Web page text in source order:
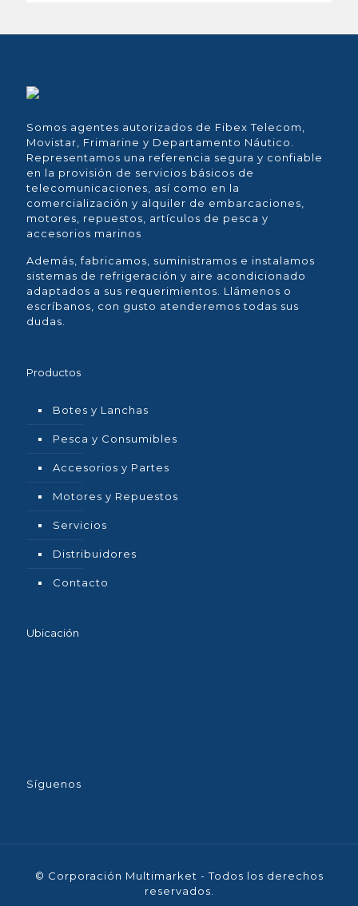
Somos agentes autorizados de Fibex Telecom,
Movistar, Frimarine y Departamento Náutico.
Representamos una referencia segura y confiable
en la provisión de servicios básicos de
telecomunicaciones, así como en la
comercialización y alquiler de embarcaciones,
motores, repuestos, artículos de pesca y
accesorios marinos
Además, fabricamos, suministramos e instalamos
sistemas de refrigeración y aire acondicionado
adaptados a sus requerimientos. Llámenos o
escríbanos, con gusto atenderemos todas sus
dudas.
Productos
Botes y Lanchas
Pesca y Consumibles
Accesorios y Partes
Motores y Repuestos
Servicios
Distribuidores
Contacto
Ubicación
Síguenos
© Corporación Multimarket - Todos los derechos
reservados.